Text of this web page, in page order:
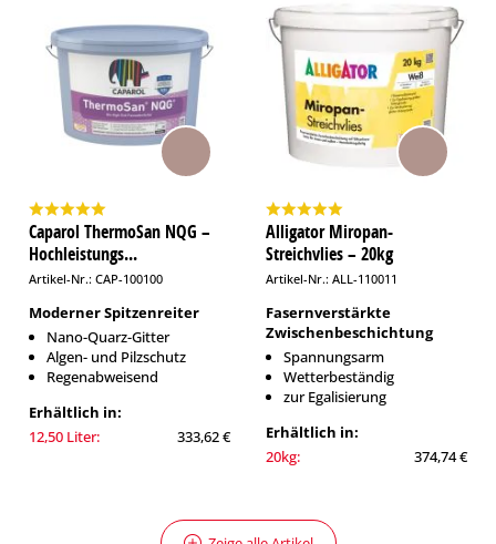
Caparol ThermoSan NQG –
Hochleistungs...
Artikel-Nr.: CAP-100100
Moderner Spitzenreiter
Nano-Quarz-Gitter
Algen- und Pilzschutz
Regenabweisend
Erhältlich in:
12,50 Liter:
333,62 €
Alligator Miropan-
Streichvlies – 20kg
Artikel-Nr.: ALL-110011
Fasernverstärkte
Zwischenbeschichtung
Spannungsarm
Wetterbeständig
zur Egalisierung
Erhältlich in:
20kg:
374,74 €